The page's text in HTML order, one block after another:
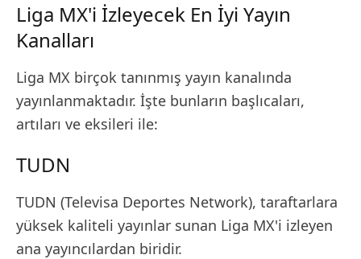
Liga MX'i İzleyecek En İyi Yayın
Kanalları
Liga MX birçok tanınmış yayın kanalında
yayınlanmaktadır. İşte bunların başlıcaları,
artıları ve eksileri ile:
TUDN
TUDN (Televisa Deportes Network), taraftarlara
yüksek kaliteli yayınlar sunan Liga MX'i izleyen
ana yayıncılardan biridir.